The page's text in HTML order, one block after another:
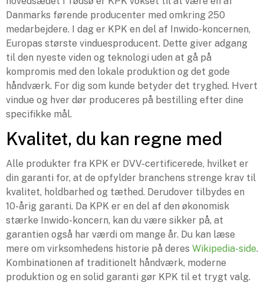
Danmarks førende producenter med omkring 250
medarbejdere. I dag er KPK en del af Inwido-koncernen,
Europas største vinduesproducent. Dette giver adgang
til den nyeste viden og teknologi uden at gå på
kompromis med den lokale produktion og det gode
håndværk. For dig som kunde betyder det tryghed. Hvert
vindue og hver dør produceres på bestilling efter dine
specifikke mål.
Kvalitet, du kan regne med
Alle produkter fra KPK er DVV-certificerede, hvilket er
din garanti for, at de opfylder branchens strenge krav til
kvalitet, holdbarhed og tæthed. Derudover tilbydes en
10-årig garanti. Da KPK er en del af den økonomisk
stærke Inwido-koncern, kan du være sikker på, at
garantien også har værdi om mange år. Du kan læse
mere om virksomhedens historie på deres Wikipedia-side.
Kombinationen af traditionelt håndværk, moderne
produktion og en solid garanti gør KPK til et trygt valg.